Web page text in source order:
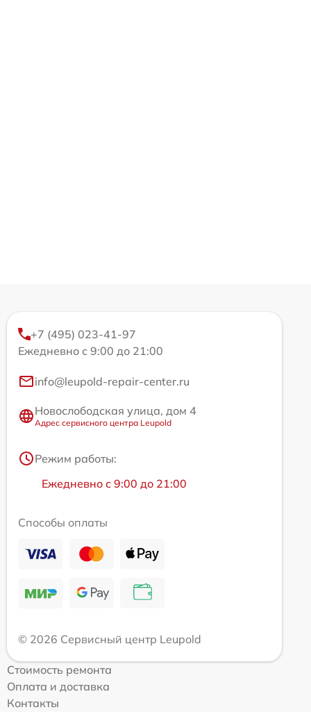
+7 (495) 023-41-97
Ежедневно с 9:00 до 21:00
info@leupold-repair-center.ru
Новослободская улица, дом 4
Адрес сервисного центра Leupold
Режим работы:
Ежедневно с 9:00 до 21:00
Способы оплаты
© 2026 Сервисный центр Leupold
Стоимость ремонта
Оплата и доставка
Контакты